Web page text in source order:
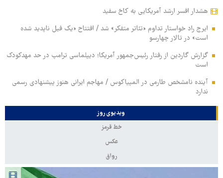
هشدار افسر ارشد آمریکایی به کاخ سفید
ایرج راد خواستار تداوم «تئاتر متفکر» شد / افتتاح «یک فیل ناپدید شده
است» در تالار چهارسو
گزارش گاردین از رفتار رئیس‌جمهور آمریکا؛ دیپلماسی ترامپ در حد مهدکودک
است
آینده نامشخص طارمی در المپیاکوس / مهاجم ایرانی هنوز پیشنهادی رسمی
ندارد
ویدیوی روز
خط قرمز
عکس
رواق